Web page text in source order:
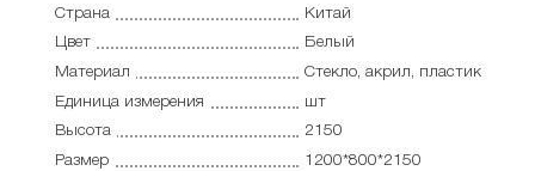
Страна
Китай
Цвет
Белый
Материал
Стекло, акрил, пластик
Единица измерения
шт
Высота
2150
Размер
1200*800*2150